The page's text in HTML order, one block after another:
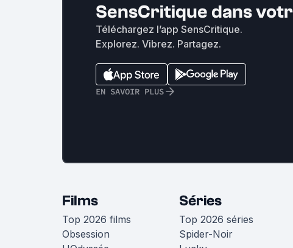
SensCritique dans
Téléchargez l’app SensCritique.
Explorez. Vibrez. Partagez.
EN SAVOIR PLUS
Films
Top 2026 films
Obsession
Séries
Top 2026 séries
Spider-Noir